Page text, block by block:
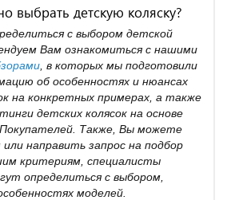
выбрать детскую коляску?
с выбором детской
Вам ознакомиться с нашими
, в которых мы подготовили
об особенностях и нюансах
на конкретных примерах, а также
детских колясок на основе
Также, Вы можете
направить запрос на подбор
критериям, специалисты
определиться с выбором,
моделей.